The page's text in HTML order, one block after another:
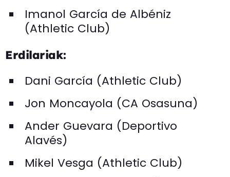
Imanol García de Albéniz
(Athletic Club)
Erdilariak:
Dani García (Athletic Club)
Jon Moncayola (CA Osasuna)
Ander Guevara (Deportivo
Alavés)
Mikel Vesga (Athletic Club)